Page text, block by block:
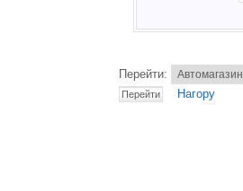
Перейти:
Нагору